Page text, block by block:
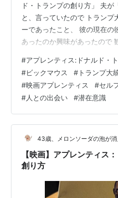
ド・トランプの創り方」 夫が
と、言っていたので トランプ
ーであったこと、 彼の現在の
あったのか興味があったので
士ロイ・コーンとの関係を描
年代から1980年代にかけて、
きトランプが、ニューヨーク
イ・コーンと出会う場面から
なり強引な手法で名を馳せた
に成功のための3つのルール…
#アプレンティス:ドナルド・
#ビックマウス # トランプ大
#映画アプレンティス #セル
#人との出会い #潜在意識
43歳、メロンソーダの泡が
【映画】アプレンティス
創り方